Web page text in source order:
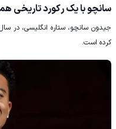
سانچو با یک رکورد تاریخی
جیدون سانچو، ستاره انگلیسی، در
کرده است.